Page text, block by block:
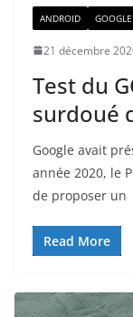
ANDROID GOOGLE
21 décembre
Test du
surdoué
Google avait
année 2020, le
de proposer un
Read More